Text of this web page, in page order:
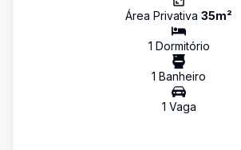
Área Privativa 35m²
1 Dormitório
1 Banheiro
1 Vaga